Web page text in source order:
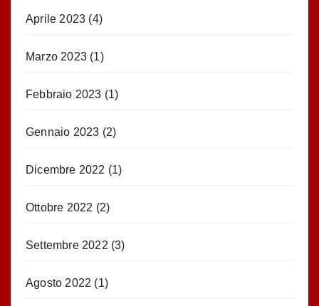
Aprile 2023 (4)
Marzo 2023 (1)
Febbraio 2023 (1)
Gennaio 2023 (2)
Dicembre 2022 (1)
Ottobre 2022 (2)
Settembre 2022 (3)
Agosto 2022 (1)